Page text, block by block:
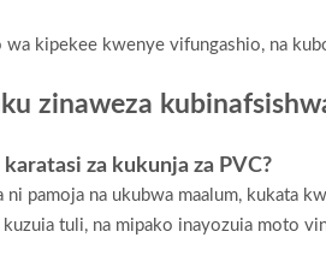
kipekee kwenye vifungashio, na
zinaweza
za kukunja za PVC?
pamoja na ukubwa maalum, kukata
tuli, na mipako inayozuia moto